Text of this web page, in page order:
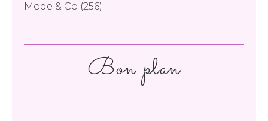
Mode & Co (256)
Bon plan